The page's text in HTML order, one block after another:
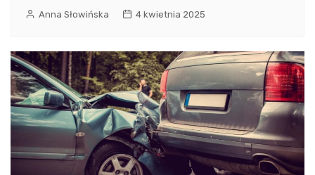
Anna Słowińska 4 kwietnia 2025